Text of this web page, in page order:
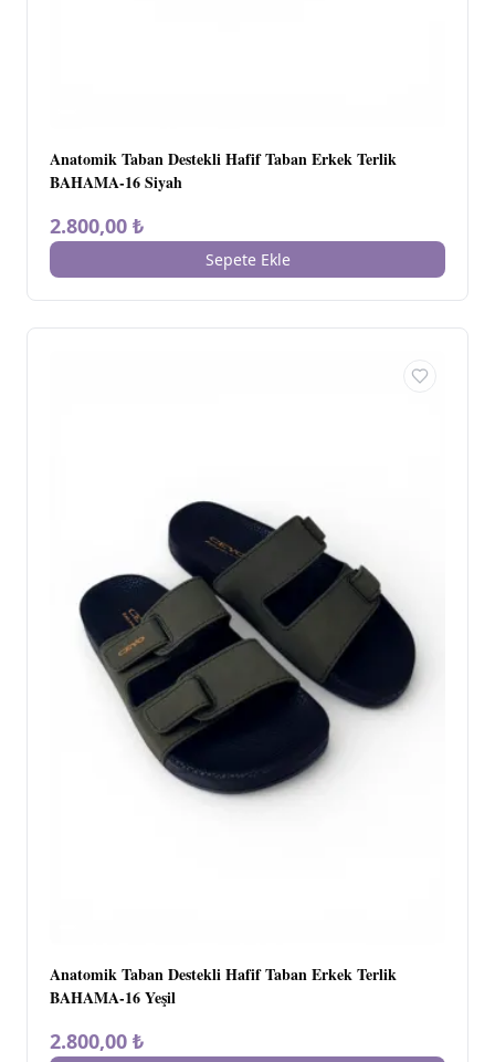
Anatomik Taban Destekli Hafif Taban Erkek Terlik
BAHAMA-16 Siyah
2.800,00 ₺
Sepete Ekle
Anatomik Taban Destekli Hafif Taban Erkek Terlik
BAHAMA-16 Yeşil
2.800,00 ₺